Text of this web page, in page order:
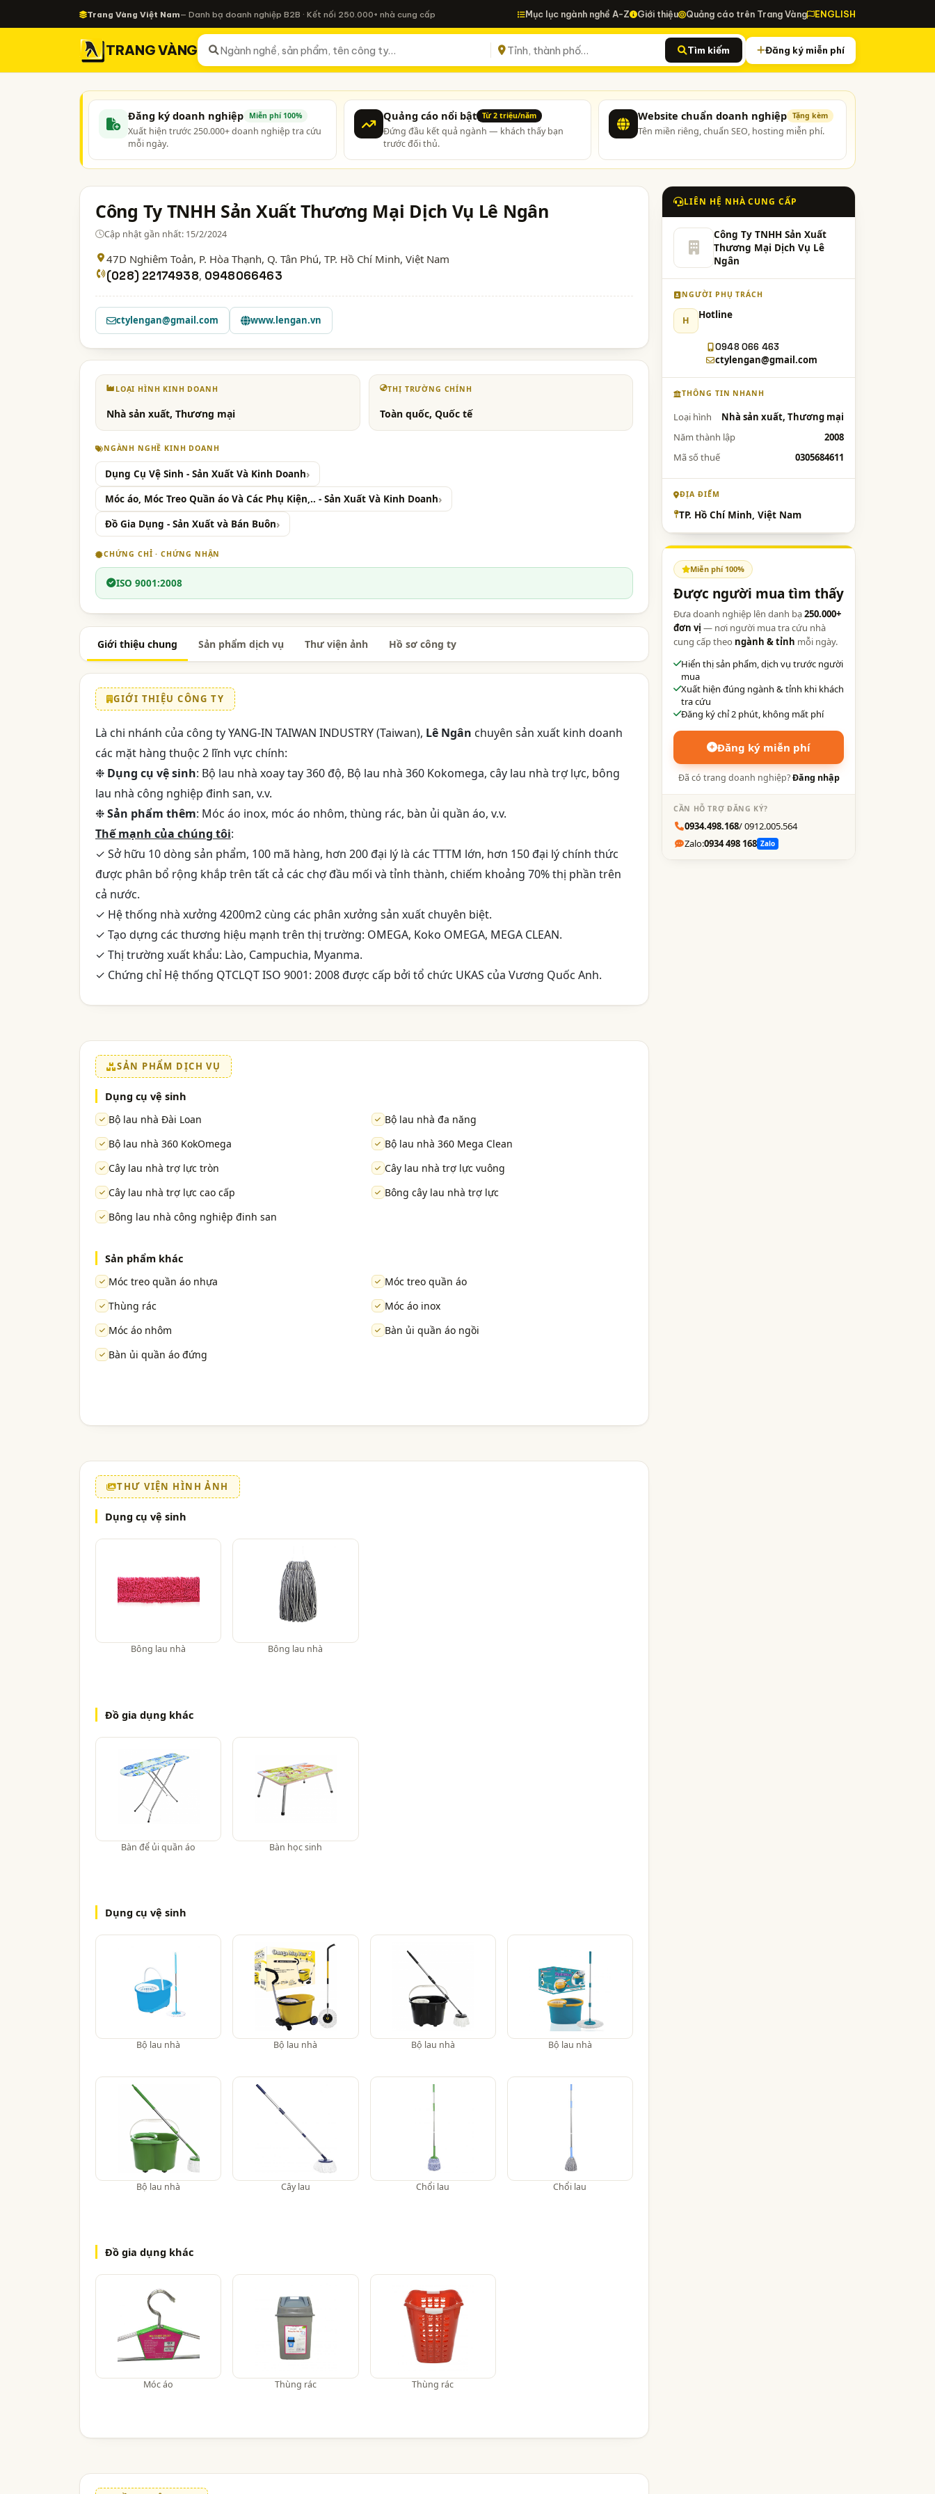
Trang Vàng Việt Nam— Danh bạ doanh nghiệp B2B · Kết nối 250.000+ nhà cung cấp Mục lục ngành nghề A-Z Giới thiệu Quảng cáo trên Trang Vàng ENGLISH
TRANG VÀNG Tìm kiếm Đăng ký miễn phí
Đăng ký doanh nghiệp Miễn phí 100%
Xuất hiện trước 250.000+ doanh nghiệp tra cứu
mỗi ngày.
Quảng cáo nổi bật Từ 2 triệu/năm
Đứng đầu kết quả ngành — khách thấy bạn
trước đối thủ.
Website chuẩn doanh nghiệp Tặng kèm
Tên miền riêng, chuẩn SEO, hosting miễn phí.
Công Ty TNHH Sản Xuất Thương Mại Dịch Vụ Lê Ngân
Cập nhật gần nhất: 15/2/2024
47D Nghiêm Toản, P. Hòa Thạnh, Q. Tân Phú, TP. Hồ Chí Minh, Việt Nam
(028) 22174938, 0948066463
ctylengan@gmail.com www.lengan.vn
LOẠI HÌNH KINH DOANH
Nhà sản xuất, Thương mại
THỊ TRƯỜNG CHÍNH
Toàn quốc, Quốc tế
NGÀNH NGHỀ KINH DOANH
Dụng Cụ Vệ Sinh - Sản Xuất Và Kinh Doanh
Móc áo, Móc Treo Quần áo Và Các Phụ Kiện,.. - Sản Xuất Và Kinh Doanh
Đồ Gia Dụng - Sản Xuất và Bán Buôn
CHỨNG CHỈ · CHỨNG NHẬN
ISO 9001:2008
Giới thiệu chung Sản phẩm dịch vụ Thư viện ảnh Hồ sơ công ty
GIỚI THIỆU CÔNG TY
Là chi nhánh của công ty YANG-IN TAIWAN INDUSTRY (Taiwan), Lê Ngân chuyên sản xuất kinh doanh
các mặt hàng thuộc 2 lĩnh vực chính:
❉ Dụng cụ vệ sinh: Bộ lau nhà xoay tay 360 độ, Bộ lau nhà 360 Kokomega, cây lau nhà trợ lực, bông
lau nhà công nghiệp đinh san, v.v.
❉Sản phẩm thêm: Móc áo inox, móc áo nhôm, thùng rác, bàn ủi quần áo, v.v.
Thế mạnh của chúng tôi:
✓ Sở hữu 10 dòng sản phẩm, 100 mã hàng, hơn 200 đại lý là các TTTM lớn, hơn 150 đại lý chính thức
được phân bổ rộng khắp trên tất cả các chợ đầu mối và tỉnh thành, chiếm khoảng 70% thị phần trên
cả nước.
✓ Hệ thống nhà xưởng 4200m2 cùng các phân xưởng sản xuất chuyên biệt.
✓ Tạo dựng các thương hiệu mạnh trên thị trường: OMEGA, Koko OMEGA, MEGA CLEAN.
✓ Thị trường xuất khẩu: Lào, Campuchia, Myanma.
✓ Chứng chỉ Hệ thống QTCLQT ISO 9001: 2008 được cấp bởi tổ chức UKAS của Vương Quốc Anh.
SẢN PHẨM DỊCH VỤ
Dụng cụ vệ sinh
Bộ lau nhà Đài Loan
Bộ lau nhà đa năng
Bộ lau nhà 360 KokOmega
Bộ lau nhà 360 Mega Clean
Cây lau nhà trợ lực tròn
Cây lau nhà trợ lực vuông
Cây lau nhà trợ lực cao cấp
Bông cây lau nhà trợ lực
Bông lau nhà công nghiệp đinh san
Sản phẩm khác
Móc treo quần áo nhựa
Móc treo quần áo
Thùng rác
Móc áo inox
Móc áo nhôm
Bàn ủi quần áo ngồi
Bàn ủi quần áo đứng
THƯ VIỆN HÌNH ẢNH
Dụng cụ vệ sinh
Bông lau nhà Bông lau nhà
Đồ gia dụng khác
Bàn để ủi quần áo Bàn học sinh
Dụng cụ vệ sinh
Bộ lau nhà Bộ lau nhà Bộ lau nhà Bộ lau nhà
Bộ lau nhà Cây lau Chổi lau Chổi lau
Đồ gia dụng khác
Móc áo Thùng rác Thùng rác
LIÊN HỆ NHÀ CUNG CẤP
Công Ty TNHH Sản Xuất
Thương Mại Dịch Vụ Lê
Ngân
NGƯỜI PHỤ TRÁCH
H Hotline
0948 066 463
ctylengan@gmail.com
THÔNG TIN NHANH
Loại hình
Nhà sản xuất, Thương mại
Năm thành lập
2008
Mã số thuế
0305684611
ĐỊA ĐIỂM
TP. Hồ Chí Minh, Việt Nam
Miễn phí 100%
Được người mua tìm thấy
Đưa doanh nghiệp lên danh bạ250.000+
đơn vị — nơi người mua tra cứu nhà
cung cấp theo ngành & tỉnh mỗi ngày.
Hiển thị sản phẩm, dịch vụ trước người
mua
Xuất hiện đúng ngành & tỉnh khi khách
tra cứu
Đăng ký chỉ 2 phút, không mất phí
Đăng ký miễn phí
Đã có trang doanh nghiệp?Đăng nhập
CẦN HỖ TRỢ ĐĂNG KÝ?
0934.498.168/ 0912.005.564
Zalo:0934 498 168 Zalo